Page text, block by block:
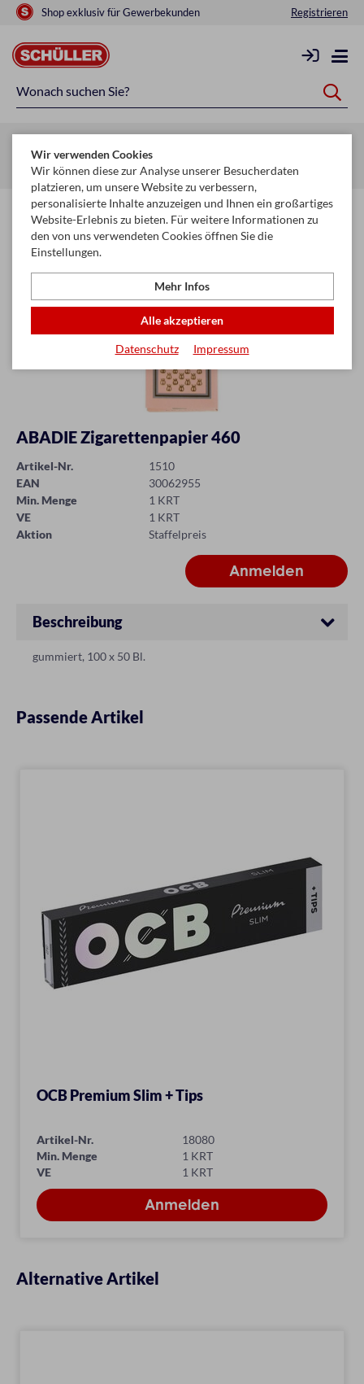
Shop exklusiv für Gewerbekunden Registrieren
Startseite Raucherbedarf Raucherzubehör Zigarettenpapier
ABADIE Zigarettenpapier 460
Artikel-Nr.
1510
EAN
30062955
Min. Menge
1 KRT
VE
1 KRT
Aktion
Staffelpreis
Beschreibung
gummiert, 100 x 50 Bl.
Passende Artikel
OCB Premium Slim + Tips
Artikel-Nr.
18080
Min. Menge
1 KRT
VE
1 KRT
Alternative Artikel
Wir verwenden Cookies
Wir können diese zur Analyse unserer Besucherdaten
platzieren, um unsere Website zu verbessern,
personalisierte Inhalte anzuzeigen und Ihnen ein großartiges
Website-Erlebnis zu bieten. Für weitere Informationen zu
den von uns verwendeten Cookies öffnen Sie die
Einstellungen.
Mehr Infos
Alle akzeptieren
Datenschutz Impressum